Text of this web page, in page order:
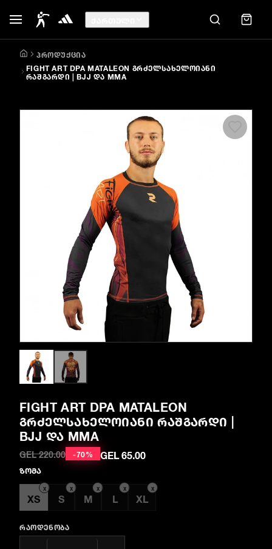
ᲞᲠᲝᲓᲣᲥᲪᲘᲐ
FIGHT ART DPA MATALEON ᲒᲠᲫᲔᲚᲡᲐᲮᲔᲚᲝᲘᲐᲜᲘ
ᲠᲐᲨᲒᲐᲠᲓᲘ | BJJ ᲓᲐ MMA
FIGHT ART DPA MATALEON
ᲒᲠᲫᲔᲚᲡᲐᲮᲔᲚᲝᲘᲐᲜᲘ ᲠᲐᲨᲒᲐᲠᲓᲘ |
BJJ ᲓᲐ MMA
GEL 220.00 -70% GEL 65.00
ზომა
XS
x
S
x
M
x
L
x
XL
x
ᲠᲐᲝᲓᲔᲜᲝᲑᲐ